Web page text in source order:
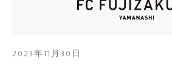
2023年11月30日